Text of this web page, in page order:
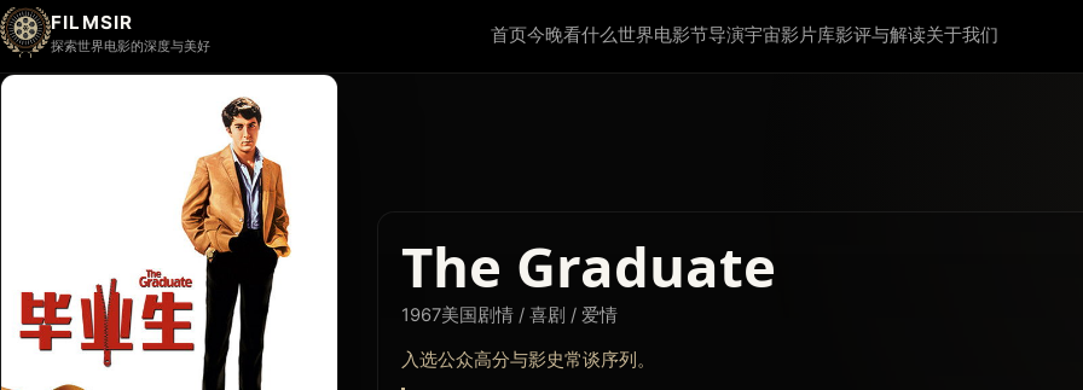
FILMSIR
探索世界电影的深度与美好 首页今晚看什么世界电影节导演宇宙影片库影评与解读关于我们
The Graduate
1967美国剧情 / 喜剧 / 爱情
入选公众高分与影史常谈序列。